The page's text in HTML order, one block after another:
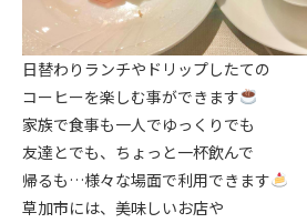
日替わりランチやドリップしたての
コーヒーを楽しむ事ができます
家族で食事も一人でゆっくりでも
友達とでも、ちょっと一杯飲んで
帰るも…様々な場面で利用できます
草加市には、美味しいお店や